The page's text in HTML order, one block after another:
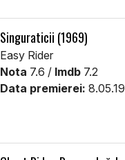
Singuraticii (1969)
Easy Rider
Nota 7.6 / Imdb 7.2
Data premierei: